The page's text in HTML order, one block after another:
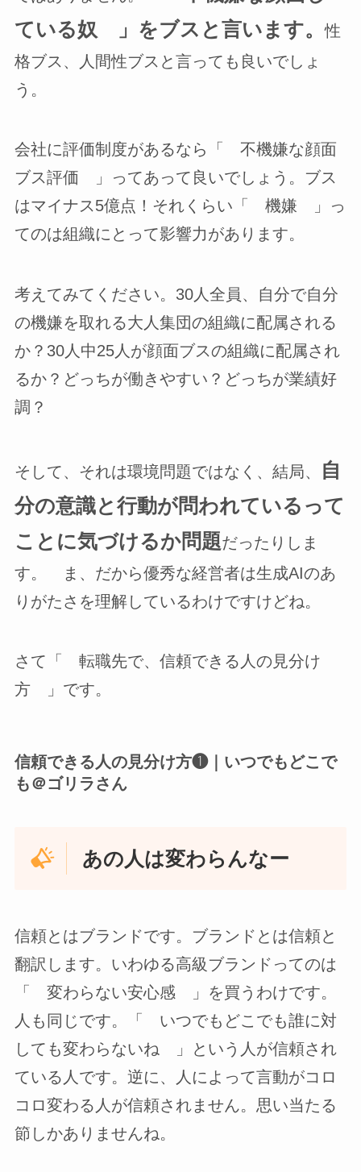
ている奴 」をブスと言います。性
格ブス、人間性ブスと言っても良いでしょ
う。
会社に評価制度があるなら「 不機嫌な顔面
ブス評価 」ってあって良いでしょう。ブス
はマイナス5億点！それくらい「 機嫌 」っ
てのは組織にとって影響力があります。
考えてみてください。30人全員、自分で自分
の機嫌を取れる大人集団の組織に配属される
か？30人中25人が顔面ブスの組織に配属され
るか？どっちが働きやすい？どっちが業績好
調？
そして、それは環境問題ではなく、結局、
自
分の意識と行動が問われているって
ことに気づけるか問題だったりしま
す。 ま、だから優秀な経営者は生成AIのあ
りがたさを理解しているわけですけどね。
さて「 転職先で、信頼できる人の見分け
方 」です。
信頼できる人の見分け方❶｜いつでもどこで
も＠ゴリラさん
あの人は変わらんなー
信頼とはブランドです。ブランドとは信頼と
翻訳します。いわゆる高級ブランドってのは
「 変わらない安心感 」を買うわけです。
人も同じです。「 いつでもどこでも誰に対
しても変わらないね 」という人が信頼され
ている人です。逆に、人によって言動がコロ
コロ変わる人が信頼されません。思い当たる
節しかありませんね。